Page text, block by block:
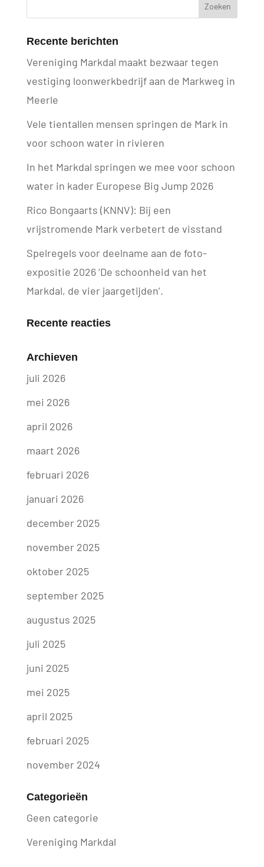
Recente berichten
Vereniging Markdal maakt bezwaar tegen
vestiging loonwerkbedrijf aan de Markweg in
Meerle
Vele tientallen mensen springen de Mark in
voor schoon water in rivieren
In het Markdal springen we mee voor schoon
water in kader Europese Big Jump 2026
Rico Bongaarts (KNNV): Bij een
vrijstromende Mark verbetert de visstand
Spelregels voor deelname aan de foto-
expositie 2026 ‘De schoonheid van het
Markdal, de vier jaargetijden’.
Recente reacties
Archieven
juli 2026
mei 2026
april 2026
maart 2026
februari 2026
januari 2026
december 2025
november 2025
oktober 2025
september 2025
augustus 2025
juli 2025
juni 2025
mei 2025
april 2025
februari 2025
november 2024
Categorieën
Geen categorie
Vereniging Markdal